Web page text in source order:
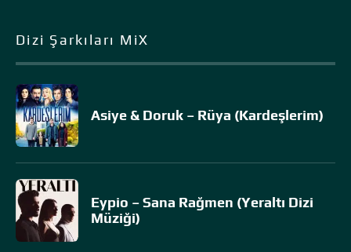
Dizi Şarkıları MiX
Asiye & Doruk – Rüya (Kardeşlerim)
Eypio – Sana Rağmen (Yeraltı Dizi
Müziği)